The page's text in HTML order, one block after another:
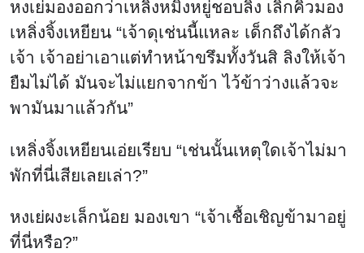
หงเย่มองออกว่าเหลิ่งหมิงหยู่ชอบลิง เลิกคิ้วมอง
เหลิ่งจิ้งเหยียน “เจ้าดุเช่นนี้แหละ เด็กถึงได้กลัว
เจ้า เจ้าอย่าเอาแต่ทำหน้าขรึมทั้งวันสิ ลิงให้เจ้า
ยืมไม่ได้ มันจะไม่แยกจากข้า ไว้ข้าว่างแล้วจะ
พามันมาแล้วกัน”
เหลิ่งจิ้งเหยียนเอ่ยเรียบ “เช่นนั้นเหตุใดเจ้าไม่มา
พักที่นี่เสียเลยเล่า?”
หงเย่ผงะเล็กน้อย มองเขา “เจ้าเชื้อเชิญข้ามาอยู่
ที่นี่หรือ?”